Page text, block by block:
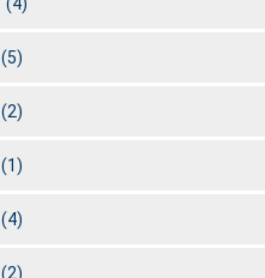
(5)
(2)
(1)
(4)
(2)